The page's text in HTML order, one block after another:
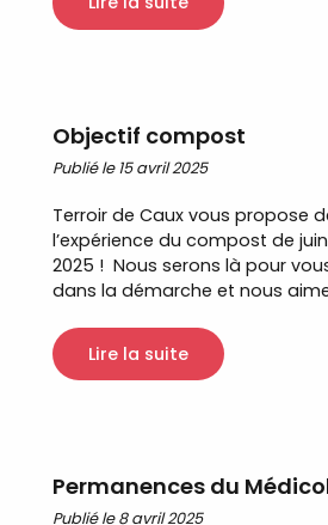
Objectif compost
Publié le 15 avril 2025
Terroir de Caux vous propose
l’expérience du compost de
2025 ! Nous serons là pour
dans la démarche et nous
Lire la suite
Permanences du
Publié le 8 avril 2025